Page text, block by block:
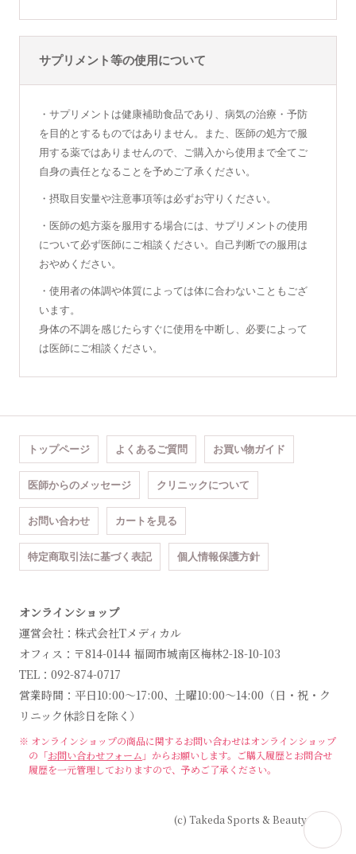
サプリメント等の使用について
・サプリメントは健康補助食品であり、病気の治療・予防
を目的とするものではありません。また、医師の処方で服
用する薬ではありませんので、ご購入から使用まで全てご
自身の責任となることを予めご了承ください。
・摂取目安量や注意事項等は必ずお守りください。
・医師の処方薬を服用する場合には、サプリメントの使用
について必ず医師にご相談ください。自己判断での服用は
おやめください。
・使用者の体調や体質によっては体に合わないこともござ
います。
身体の不調を感じたらすぐに使用を中断し、必要によって
は医師にご相談ください。
トップページ よくあるご質問 お買い物ガイド
医師からのメッセージ クリニックについて
お問い合わせ カートを見る
特定商取引法に基づく表記 個人情報保護方針
オンラインショップ
運営会社：株式会社Tメディカル
オフィス：〒814-0144 福岡市城南区梅林2-18-10-103
TEL：092-874-0717
営業時間：平日10:00～17:00、土曜10:00～14:00（日・祝・ク
リニック休診日を除く）
※ オンラインショップの商品に関するお問い合わせはオンラインショップ
の「お問い合わせフォーム 」からお願いします。 ご購入履歴とお問合せ
履歴を一元管理しておりますので、予めご了承ください。
(c) Takeda Sports & Beauty Clinic